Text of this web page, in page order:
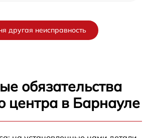
другая неисправность
обязательства
центра в Барнауле